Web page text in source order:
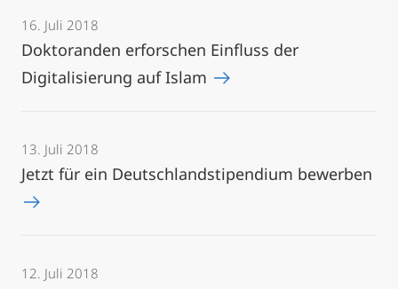
16. Juli 2018
Doktoranden erforschen Einfluss der
Digitalisierung auf Islam
13. Juli 2018
Jetzt für ein Deutschlandstipendium bewerben
12. Juli 2018